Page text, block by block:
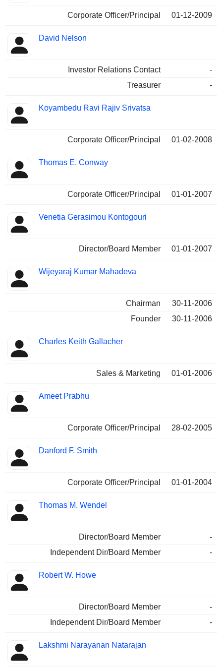
Corporate Officer/Principal 01-12-2009
David Nelson
Investor Relations Contact
-
Treasurer
-
Koyambedu Ravi Rajiv Srivatsa
Corporate Officer/Principal 01-02-2008
Thomas E. Conway
Corporate Officer/Principal 01-01-2007
Venetia Gerasimou Kontogouri
Director/Board Member 01-01-2007
Wijeyaraj Kumar Mahadeva
Chairman
30-11-2006
Founder
30-11-2006
Charles Keith Gallacher
Sales & Marketing 01-01-2006
Ameet Prabhu
Corporate Officer/Principal 28-02-2005
Danford F. Smith
Corporate Officer/Principal 01-01-2004
Thomas M. Wendel
Director/Board Member
-
Independent Dir/Board Member
-
Robert W. Howe
Director/Board Member
-
Independent Dir/Board Member
-
Lakshmi Narayanan Natarajan